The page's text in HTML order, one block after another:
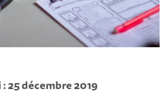
25 décembre 2019